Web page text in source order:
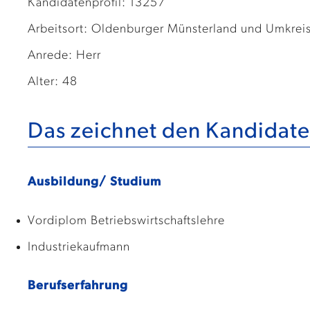
Kandidatenprofil: 13257
Arbeitsort: Oldenburger Münsterland und Umkreis
Anrede: Herr
Alter: 48
Das zeichnet den
Ausbildung/ Studium
Vordiplom Betriebswirtschaftslehre
Industriekaufmann
Berufserfahrung